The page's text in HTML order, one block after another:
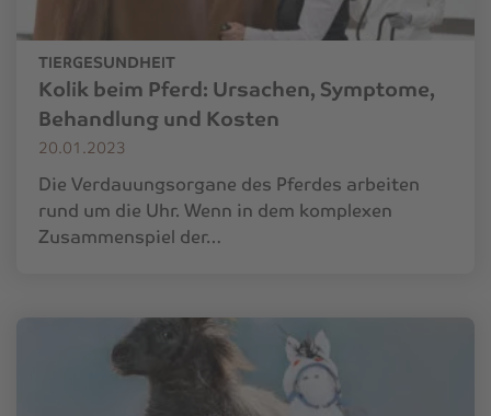
TIERGESUNDHEIT
Kolik beim Pferd: Ursachen, Symptome,
Behandlung und Kosten
20.01.2023
Die Verdauungsorgane des Pferdes arbeiten
rund um die Uhr. Wenn in dem komplexen
Zusammenspiel der…